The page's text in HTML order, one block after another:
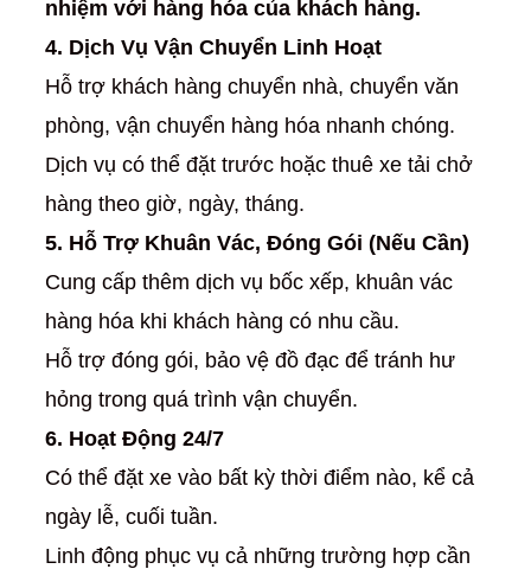
nhiệm với hàng hóa của khách hàng.
4. Dịch Vụ Vận Chuyển Linh Hoạt
Hỗ trợ khách hàng chuyển nhà, chuyển văn
phòng, vận chuyển hàng hóa nhanh chóng.
Dịch vụ có thể đặt trước hoặc thuê xe tải chở
hàng theo giờ, ngày, tháng.
5. Hỗ Trợ Khuân Vác, Đóng Gói (Nếu Cần)
Cung cấp thêm dịch vụ bốc xếp, khuân vác
hàng hóa khi khách hàng có nhu cầu.
Hỗ trợ đóng gói, bảo vệ đồ đạc để tránh hư
hỏng trong quá trình vận chuyển.
6. Hoạt Động 24/7
Có thể đặt xe vào bất kỳ thời điểm nào, kể cả
ngày lễ, cuối tuần.
Linh động phục vụ cả những trường hợp cần